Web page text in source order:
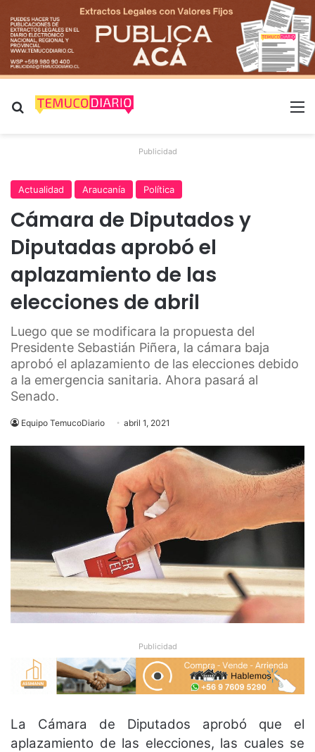
Buscar por
Publicidad
Actualidad Araucanía Política
Cámara de Diputados y
Diputadas aprobó el
aplazamiento de las
elecciones de abril
Luego que se modificara la propuesta del
Presidente Sebastián Piñera, la cámara baja
aprobó el aplazamiento de las elecciones debido
a la emergencia sanitaria. Ahora pasará al
Senado.
Equipo TemucoDiario abril 1, 2021
Publicidad
La Cámara de Diputados aprobó que el
aplazamiento de las elecciones, las cuales se